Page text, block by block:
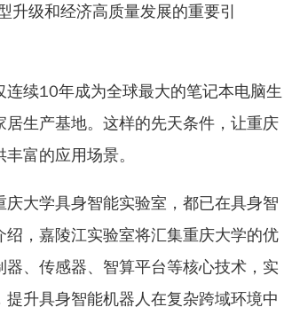
升级和经济高质量发展的重要引
续10年成为全球最大的笔记本电脑生
生产基地。这样的先天条件，让重庆
富的应用场景。
大学具身智能实验室，都已在具身智
，嘉陵江实验室将汇集重庆大学的优
、传感器、智算平台等核心技术，实
升具身智能机器人在复杂跨域环境中